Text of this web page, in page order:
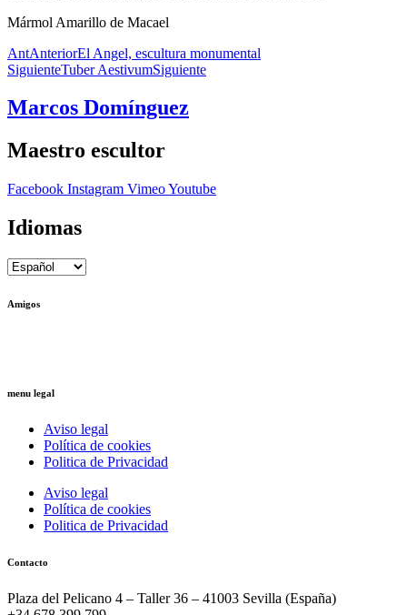
Mármol Amarillo de Macael
AntAnteriorEl Angel, escultura monumental
SiguienteTuber AestivumSiguiente
Marcos Domínguez
Maestro escultor
Facebook Instagram VimeoYoutube
Idiomas
Amigos
menu legal
Aviso legal
Política de cookies
Politica de Privacidad
Aviso legal
Política de cookies
Politica de Privacidad
Contacto
Plaza del Pelicano 4 – Taller 36 – 41003 Sevilla (España)